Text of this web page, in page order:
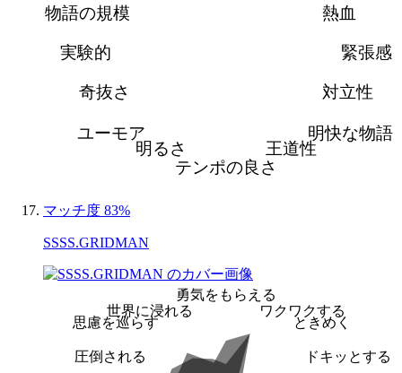
熱血
緊張感
対立性
明快な物語
王道性
テンポの良さ
明るさ
ユーモア
奇抜さ
実験的
物語の規模
マッチ度 83%
SSSS.GRIDMAN
勇気をもらえる
ワクワクする
ときめく
ドキッとする
圧倒される
思慮を巡らす
世界に浸れる